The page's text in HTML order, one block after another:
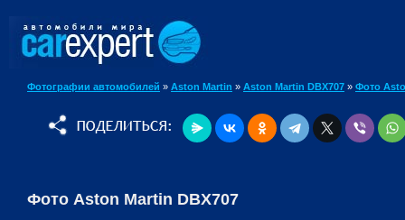
Фотографии автомобилей » Aston Martin » Aston Martin DBX707 » Фото
Фото Aston Martin DBX707